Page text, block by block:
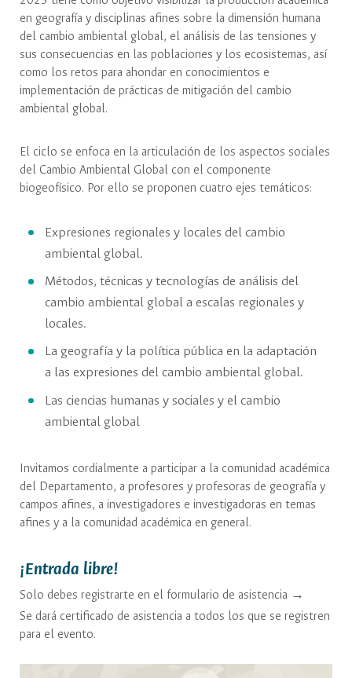
en geografía y disciplinas afines sobre la dimensión humana
del cambio ambiental global, el análisis de las tensiones y
sus consecuencias en las poblaciones y los ecosistemas, así
como los retos para ahondar en conocimientos e
implementación de prácticas de mitigación del cambio
ambiental global.
El ciclo se enfoca en la articulación de los aspectos sociales
del Cambio Ambiental Global con el componente
biogeofísico. Por ello se proponen cuatro ejes temáticos:
Expresiones regionales y locales del cambio
ambiental global.
Métodos, técnicas y tecnologías de análisis del
cambio ambiental global a escalas regionales y
locales.
La geografía y la política pública en la adaptación
a las expresiones del cambio ambiental global.
Las ciencias humanas y sociales y el cambio
ambiental global
Invitamos cordialmente a participar a la comunidad académica
del Departamento, a profesores y profesoras de geografía y
campos afines, a investigadores e investigadoras en temas
afines y a la comunidad académica en general.
¡Entrada libre!
Solo debes registrarte en el formulario de asistencia →
Se dará certificado de asistencia a todos los que se registren
para el evento.